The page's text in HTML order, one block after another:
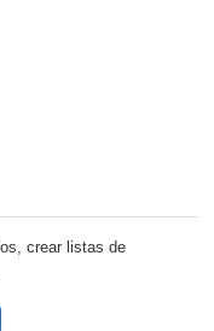
crear listas de